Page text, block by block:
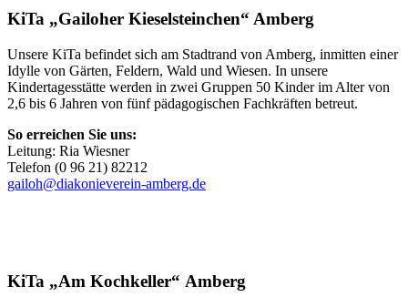
KiTa „Gailoher Kieselsteinchen“ Amberg
Unsere KiTa befindet sich am Stadtrand von Amberg, inmitten einer
Idylle von Gärten, Feldern, Wald und Wiesen. In unsere
Kindertagesstätte werden in zwei Gruppen 50 Kinder im Alter von
2,6 bis 6 Jahren von fünf pädagogischen Fachkräften betreut.
So erreichen Sie uns:
Leitung: Ria Wiesner
Telefon (0 96 21) 82212
gailoh@diakonieverein-amberg.de
KiTa „Am Kochkeller“ Amberg